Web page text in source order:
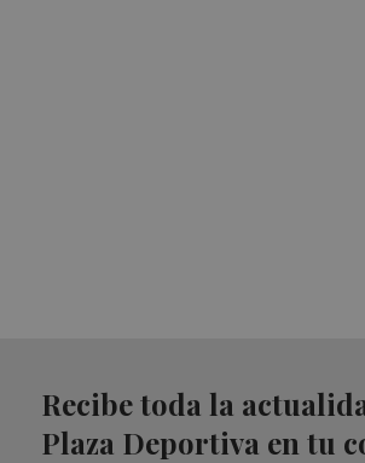
Recibe toda la
Plaza Deportiva en tu